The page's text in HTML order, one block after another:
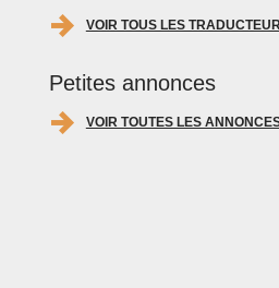
VOIR TOUS LES
Petites annonces
VOIR TOUTES LES